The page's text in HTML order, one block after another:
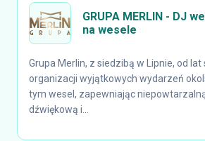
GRUPA MERLIN - DJ
na wesele
Grupa Merlin, z siedzibą w Lipnie, od lat
organizacji wyjątkowych wydarzeń
tym wesel, zapewniając
dźwiękową i...